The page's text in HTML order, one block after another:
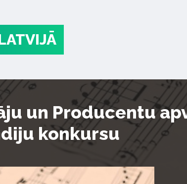
un Producentu
konkursu